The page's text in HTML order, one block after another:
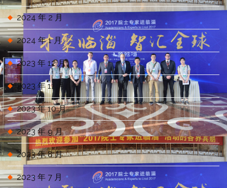
2024 年 2 月
2024 年 1 月
2023 年 12 月
2023 年 11 月
2023 年 10 月
2023 年 9 月
2023 年 8 月
2023 年 7 月